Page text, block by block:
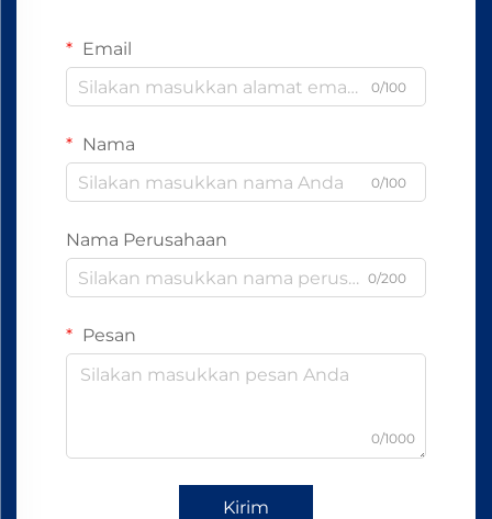
Email
0/100
Nama
0/100
Nama Perusahaan
0/200
Pesan
0/1000
Kirim